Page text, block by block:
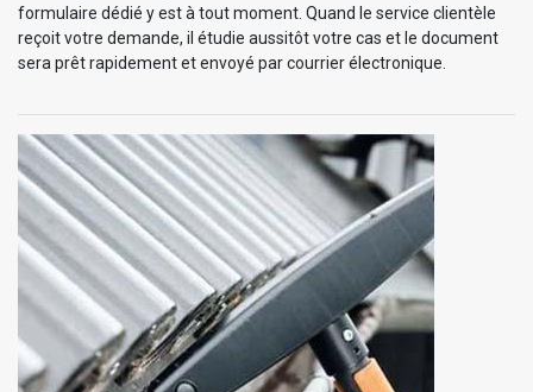
formulaire dédié y est à tout moment. Quand le service clientèle
reçoit votre demande, il étudie aussitôt votre cas et le document
sera prêt rapidement et envoyé par courrier électronique.